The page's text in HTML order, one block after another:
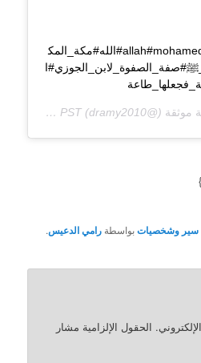
#allah#mohamed#makkahalmukarrah#الله#مكة_المك
موثقة (@dramy2010) on
Dec 13, 2018 at 12:03am PST
سير وشخصياتبواسطةرامي الدعيس.
الحقول الإلزامية مشار